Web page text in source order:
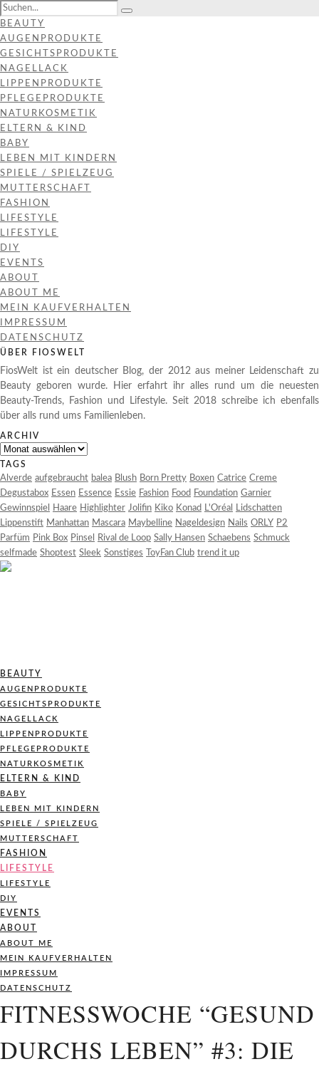
BEAUTY
AUGENPRODUKTE
GESICHTSPRODUKTE
NAGELLACK
LIPPENPRODUKTE
PFLEGEPRODUKTE
NATURKOSMETIK
ELTERN & KIND
BABY
LEBEN MIT KINDERN
SPIELE / SPIELZEUG
MUTTERSCHAFT
FASHION
LIFESTYLE
LIFESTYLE
DIY
EVENTS
ABOUT
ABOUT ME
MEIN KAUFVERHALTEN
IMPRESSUM
DATENSCHUTZ
ÜBER FIOSWELT
FiosWelt ist ein deutscher Blog, der 2012 aus meiner Leidenschaft zu
Beauty geboren wurde. Hier erfahrt ihr alles rund um die neuesten
Beauty-Trends, Fashion und Lifestyle. Seit 2018 schreibe ich ebenfalls
über alls rund ums Familienleben.
ARCHIV
Archiv
TAGS
Alverde aufgebraucht balea Blush Born Pretty Boxen Catrice Creme
Degustabox Essen Essence Essie Fashion Food Foundation Garnier
Gewinnspiel
Haare Highlighter Jolifin Kiko Konad L'Oréal
Lidschatten
Lippenstift Manhattan Mascara Maybelline Nageldesign Nails ORLY P2
Parfüm Pink Box Pinsel Rival de Loop Sally Hansen Schaebens Schmuck
selfmade Shoptest Sleek Sonstiges ToyFan Club trend it up
BEAUTY
AUGENPRODUKTE
GESICHTSPRODUKTE
NAGELLACK
LIPPENPRODUKTE
PFLEGEPRODUKTE
NATURKOSMETIK
ELTERN & KIND
BABY
LEBEN MIT KINDERN
SPIELE / SPIELZEUG
MUTTERSCHAFT
FASHION
LIFESTYLE
LIFESTYLE
DIY
EVENTS
ABOUT
ABOUT ME
MEIN KAUFVERHALTEN
IMPRESSUM
DATENSCHUTZ
FITNESSWOCHE “GESUND
DURCHS LEBEN” #3: DIE